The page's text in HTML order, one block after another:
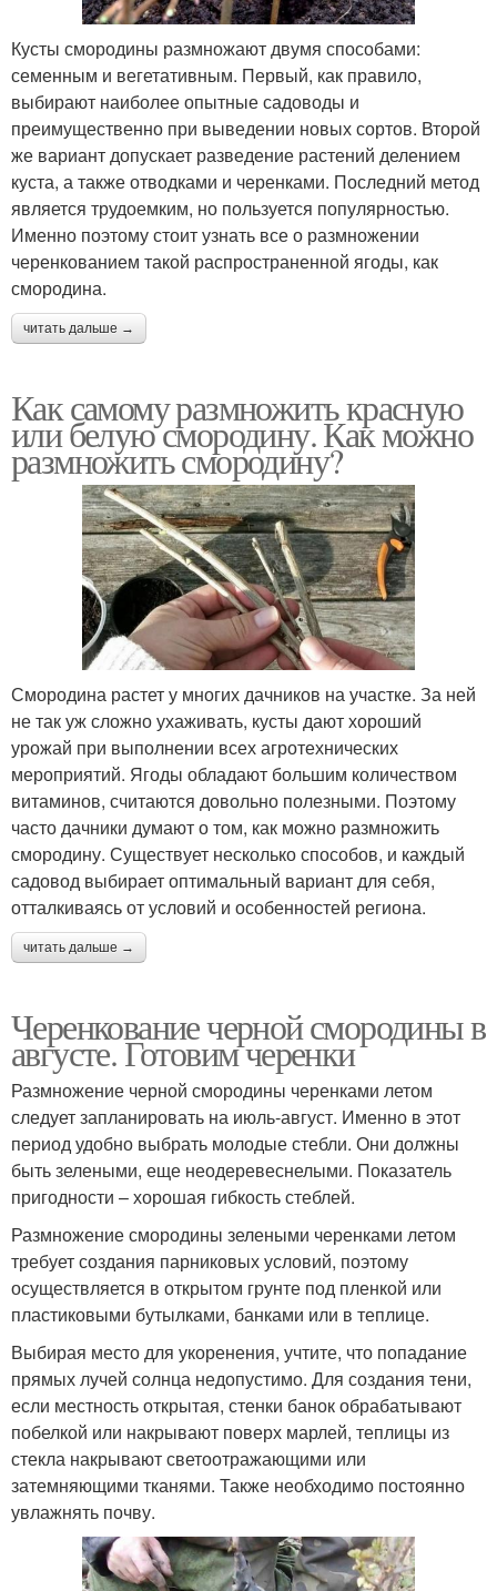
Кусты смородины размножают двумя способами:
семенным и вегетативным. Первый, как правило,
выбирают наиболее опытные садоводы и
преимущественно при выведении новых сортов. Второй
же вариант допускает разведение растений делением
куста, а также отводками и черенками. Последний метод
является трудоемким, но пользуется популярностью.
Именно поэтому стоит узнать все о размножении
черенкованием такой распространенной ягоды, как
смородина.
читать дальше →
Как самому размножить красную
или белую смородину. Как можно
размножить смородину?
Смородина растет у многих дачников на участке. За ней
не так уж сложно ухаживать, кусты дают хороший
урожай при выполнении всех агротехнических
мероприятий. Ягоды обладают большим количеством
витаминов, считаются довольно полезными. Поэтому
часто дачники думают о том, как можно размножить
смородину. Существует несколько способов, и каждый
садовод выбирает оптимальный вариант для себя,
отталкиваясь от условий и особенностей региона.
читать дальше →
Черенкование черной смородины в
августе. Готовим черенки
Размножение черной смородины черенками летом
следует запланировать на июль-август. Именно в этот
период удобно выбрать молодые стебли. Они должны
быть зелеными, еще неодеревеснелыми. Показатель
пригодности – хорошая гибкость стеблей.
Размножение смородины зелеными черенками летом
требует создания парниковых условий, поэтому
осуществляется в открытом грунте под пленкой или
пластиковыми бутылками, банками или в теплице.
Выбирая место для укоренения, учтите, что попадание
прямых лучей солнца недопустимо. Для создания тени,
если местность открытая, стенки банок обрабатывают
побелкой или накрывают поверх марлей, теплицы из
стекла накрывают светоотражающими или
затемняющими тканями. Также необходимо постоянно
увлажнять почву.